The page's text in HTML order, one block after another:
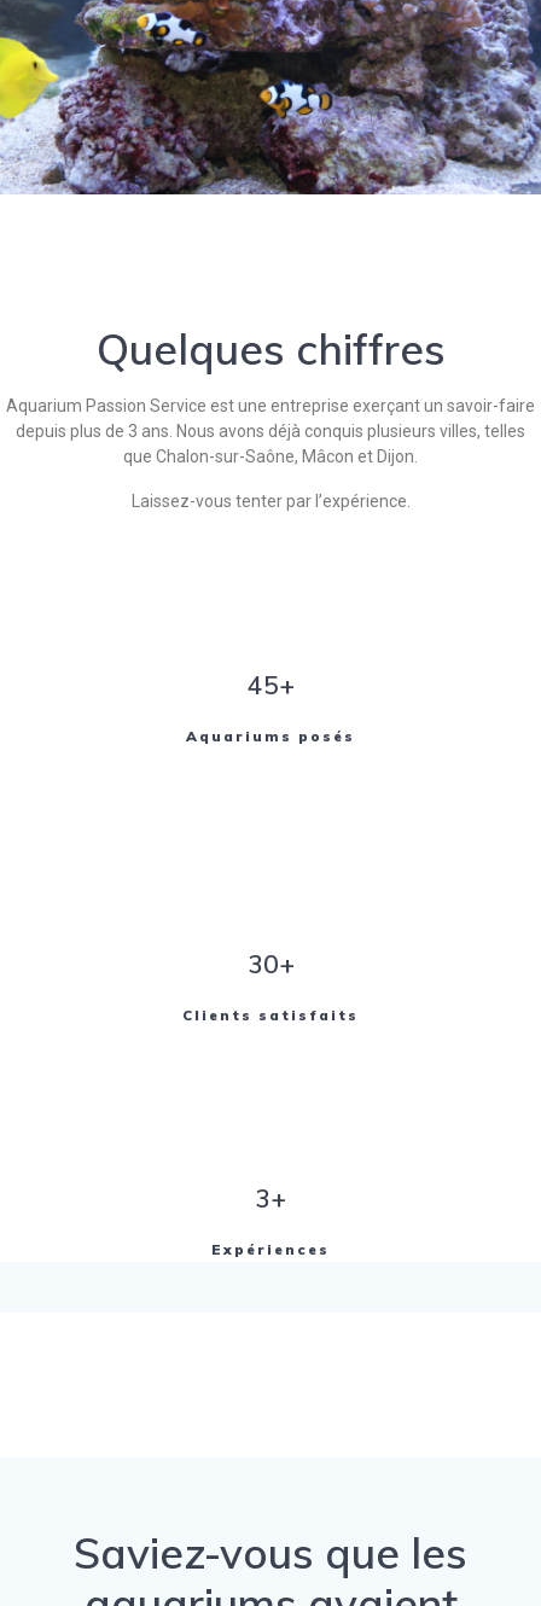
Quelques chiffres
Aquarium Passion Service est une entreprise exerçant un savoir-faire
depuis plus de 3 ans. Nous avons déjà conquis plusieurs villes, telles
que Chalon-sur-Saône, Mâcon et Dijon.
Laissez-vous tenter par l’expérience.
45+
Aquariums posés
30+
Clients satisfaits
3+
Expériences
Saviez-vous que les